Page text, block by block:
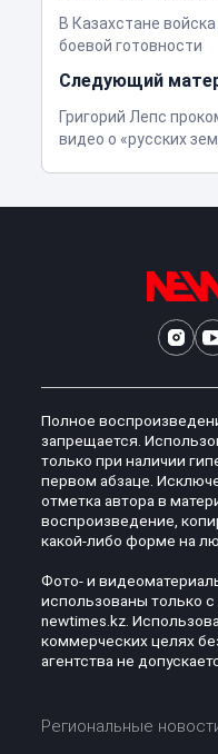
В Казахстане
боевой готовности
Следующий
Григорий Лепс
видео о «русских
Полное
запрещается.
только при наличии
первом абзаце.
отметка автора в
воспроизведение,
какой-либо форме на
Фото- и
использованы только с
newtimes.kz.
коммерческих целях
агентства не
Региональные